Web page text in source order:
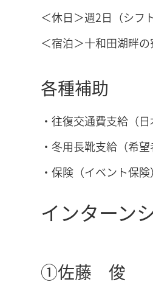
＜休日＞週2日（シフ
＜宿泊＞十和田湖畔
各種補助
・往復交通費支給（
・冬用長靴支給（希望
・保険（イベント保険）
インターン
①佐藤 俊